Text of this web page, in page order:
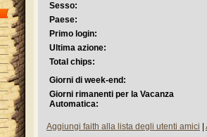
Sesso:
Paese:
Primo login:
Ultima azione:
Total chips:
Giorni di week-end:
Giorni rimanenti per la Vacanza
Automatica:
Aggiungi faith alla lista degli utenti amici